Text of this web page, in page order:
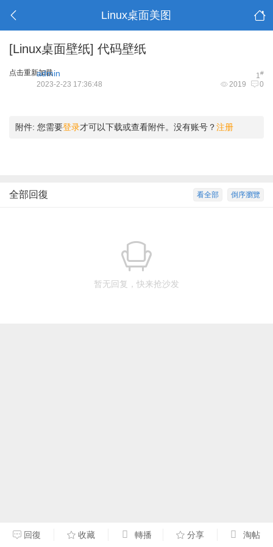
Linux桌面美图
[Linux桌面壁纸] 代码壁纸
点击重新加载 1#
admin
2019 0
2023-2-23 17:36:48
附件: 您需要登录才可以下载或查看附件。没有账号？注册
倒序瀏覽
看全部
全部回復
暂无回复，快来抢沙发
回復 收藏 轉播 分享 淘帖